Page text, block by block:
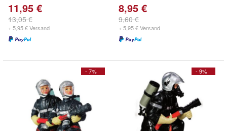
11,95 €
13,05 €
+ 5,95 € Versand
8,95 €
9,60 €
+ 5,95 € Versand
- 7% - 9%